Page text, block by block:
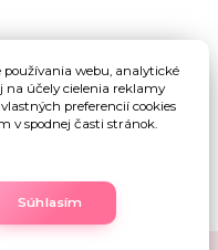
webu, analytické
na účely cielenia reklamy
preferencií cookies
v spodnej časti stránok.
Súhlasím